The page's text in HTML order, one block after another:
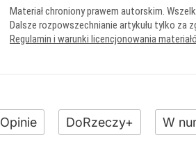
Materiał chroniony prawem autorskim.
Dalsze rozpowszechnianie artykułu tylko za
Regulamin i warunki licencjonowania
Opinie DoRzeczy+ W